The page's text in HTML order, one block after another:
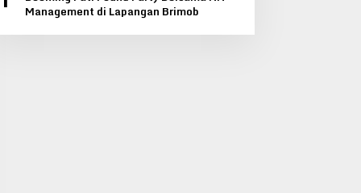
Management di Lapangan Brimob